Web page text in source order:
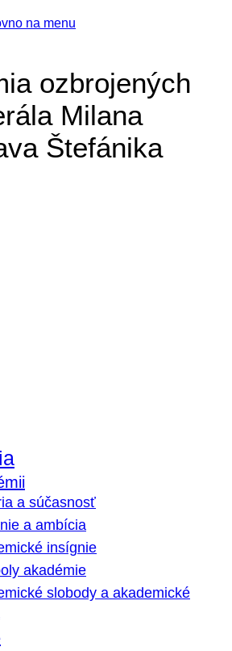
na menu
ozbrojených
Milana
Štefánika
a súčasnosť
a ambícia
insígnie
akadémie
slobody a akademické